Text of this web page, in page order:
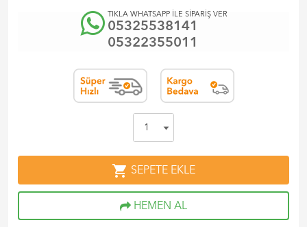
TIKLA WHATSAPP İLE SİPARİŞ VER
05325538141
05322355011
shopping_cart SEPETE EKLE
HEMEN AL